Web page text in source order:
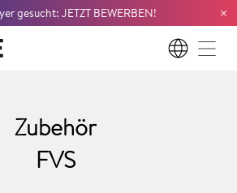
gesucht: JETZT BEWERBEN! ×
DE
Zubehör
FVS